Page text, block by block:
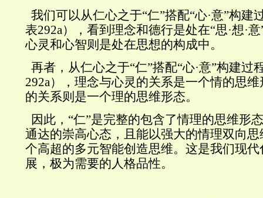
我们可以从仁心之于“仁”搭配“心·意”构建
表292a），看到理念和德行是处在“思·想·
心灵和心智则是处在思想的构成中。
再者，从仁心之于“仁”搭配“心·意”构建过
292a），理念与心灵的关系是一个情的思
的关系则是一个理的思维形态。
因此，“仁”是完整的包含了情理的思维形
通达的崇高心态，且能以强大的情理双向
个高超的多元智能创造思维。这是我们现
展，极为需要的人格品性。